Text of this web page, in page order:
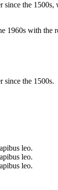
the
1960s with the
since the 1500s.
leo.
leo.
leo.